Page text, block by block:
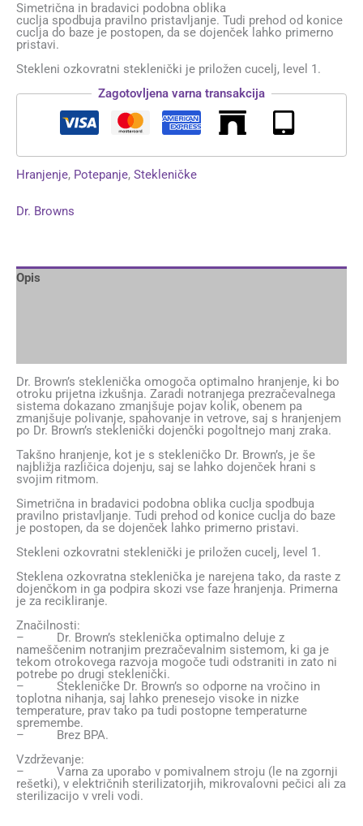
Simetrična in bradavici podobna oblika
cuclja spodbuja pravilno pristavljanje. Tudi prehod od konice
cuclja do baze je postopen, da se dojenček lahko primerno
pristavi.
Stekleni ozkovratni steklenički je priložen cucelj, level 1.
Zagotovljena varna transakcija
Hranjenje, Potepanje, Stekleničke
Dr. Browns
Opis
Dr. Brown’s steklenička omogoča optimalno hranjenje, ki bo
otroku prijetna izkušnja. Zaradi notranjega prezračevalnega
sistema dokazano zmanjšuje pojav kolik, obenem pa
zmanjšuje polivanje, spahovanje in vetrove, saj s hranjenjem
po Dr. Brown’s steklenički dojenčki pogoltnejo manj zraka.
Takšno hranjenje, kot je s stekleničko Dr. Brown’s, je še
najbližja različica dojenju, saj se lahko dojenček hrani s
svojim ritmom.
Simetrična in bradavici podobna oblika cuclja spodbuja
pravilno pristavljanje. Tudi prehod od konice cuclja do baze
je postopen, da se dojenček lahko primerno pristavi.
Stekleni ozkovratni steklenički je priložen cucelj, level 1.
Steklena ozkovratna steklenička je narejena tako, da raste z
dojenčkom in ga podpira skozi vse faze hranjenja. Primerna
je za recikliranje.
Značilnosti:
– Dr. Brown’s steklenička optimalno deluje z
nameščenim notranjim prezračevalnim sistemom, ki ga je
tekom otrokovega razvoja mogoče tudi odstraniti in zato ni
potrebe po drugi steklenički.
– Stekleničke Dr. Brown’s so odporne na vročino in
toplotna nihanja, saj lahko prenesejo visoke in nizke
temperature, prav tako pa tudi postopne temperaturne
spremembe.
– Brez BPA.
Vzdrževanje:
– Varna za uporabo v pomivalnem stroju (le na zgornji
rešetki), v električnih sterilizatorjih, mikrovalovni pečici ali za
sterilizacijo v vreli vodi.